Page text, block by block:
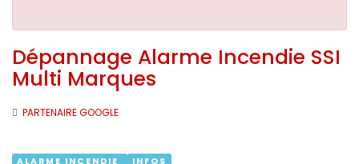
Dépannage Alarme Incendie SSI
Multi Marques
PARTENAIRE GOOGLE